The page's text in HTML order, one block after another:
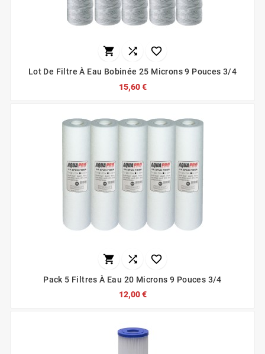
  
Lot De Filtre À Eau Bobinée 25 Microns 9 Pouces 3/4
15,60 €
  
Pack 5 Filtres À Eau 20 Microns 9 Pouces 3/4
12,00 €